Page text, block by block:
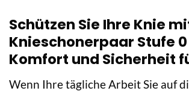
Schützen Sie Ihre Knie
Knieschonerpaar Stufe
Komfort und Sicherheit
Wenn Ihre tägliche Arbeit Sie auf